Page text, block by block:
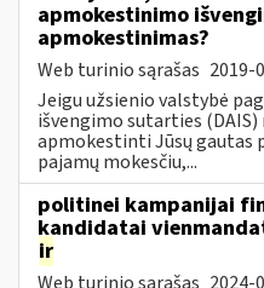
apmokestinimo
apmokestinimas?
Web turinio sąrašas 2019-
Jeigu užsienio valstybė
išvengimo sutarties
apmokestinti Jūsų gautas
pajamų mokesčiu,...
politinei kampanijai
kandidatai
ir
Web turinio sąrašas 2024-